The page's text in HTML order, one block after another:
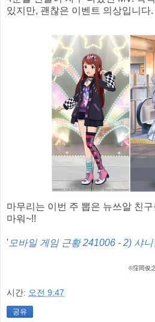
있지만, 괜찮은 이벤트 의상입니다.
마무리는 이번 주 뽑은 뉴쓰알 친
마워~!!
' 모바일 게임 근황 241006 - 2) 샤
©窪岡俊
시간: 오전 9:47
공유